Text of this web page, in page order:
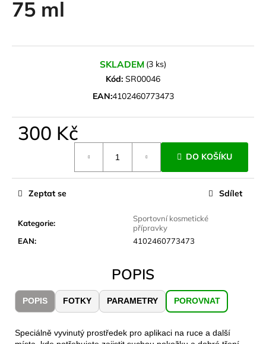
75 ml
SKLADEM (3 ks)
Kód: SR00046
EAN:4102460773473
300 Kč
DO KOŠÍKU
Kategorie:
Sportovní kosmetické
přípravky
EAN: 4102460773473
Zeptat se Sdílet
POPIS
POPIS FOTKY PARAMETRY POROVNAT
Speciálně vyvinutý prostředek pro aplikaci na ruce a další
a
í
D
o
e
e